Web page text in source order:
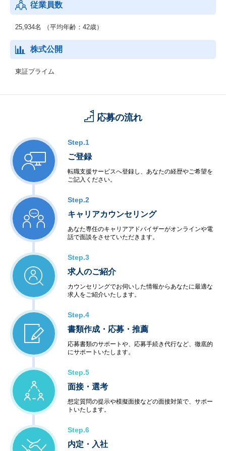
従業員数
25,934名 （平均年齢：42歳）
株式公開
東証プライム
応募の流れ
Step.1
ご登録
転職支援サービスへ登録し、あなたの経歴やご希望を
ご記入ください。
Step.2
キャリアカウンセリング
あなた専任のキャリアアドバイザーがオンラインや電
話で面談をさせていただきます。
Step.3
求人のご紹介
カウンセリングでお伺いした情報からあなたに最適な
求人をご紹介いたします。
Step.4
書類作成・応募・推薦
応募書類のサポートや、応募手続き代行など、徹底的
にサポートいたします。
Step.5
面接・選考
想定質問の提示や模擬面接などの面接対策で、サポー
トいたします。
Step.6
内定・入社